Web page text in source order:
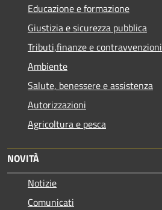
Educazione e formazione
Giustizia e sicurezza pubblica
Tributi,finanze e contravvenzioni
Ambiente
Salute, benessere e assistenza
Autorizzazioni
Agricoltura e pesca
NOVITÀ
Notizie
Comunicati